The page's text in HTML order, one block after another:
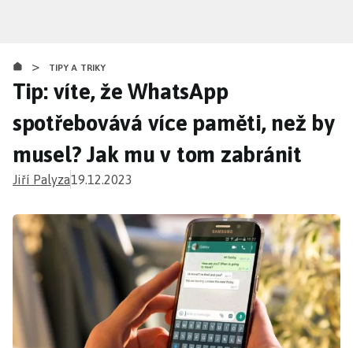
obsahu
> TIPY A TRIKY
Tip: víte, že WhatsApp
spotřebovává více paměti, než by
musel? Jak mu v tom zabránit
Jiří Palyza19.12.2023